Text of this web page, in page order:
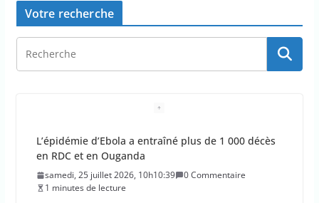
Votre recherche
L’épidémie d’Ebola a entraîné plus de 1 000 décès
en RDC et en Ouganda
samedi, 25 juillet 2026, 10h10:39
0 Commentaire
1 minutes de lecture